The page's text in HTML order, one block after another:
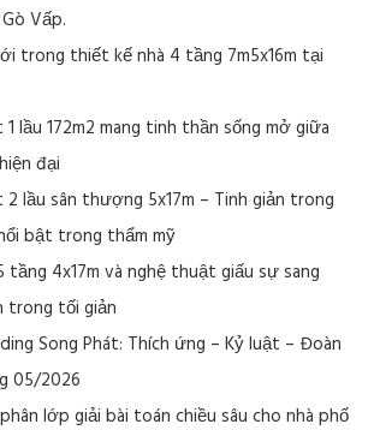
Vấp.
trong thiết kế nhà 4 tầng 7m5x16m tại
lầu 172m2 mang tinh thần sống mở giữa
đại
2 lầu sân thượng 5x17m – Tinh giản trong
bật trong thẩm mỹ
tầng 4x17m và nghệ thuật giấu sự sang
trong tối giản
Song Phát: Thích ứng – Kỷ luật – Đoàn
05/2026
lớp giải bài toán chiều sâu cho nhà phố